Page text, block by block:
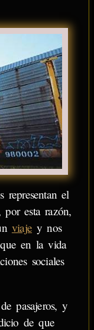
representan el
esta razón,
viaje y nos
en la vida
sociales
pasajeros, y
de que